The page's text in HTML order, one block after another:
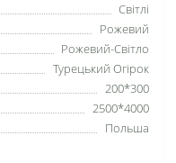
Світлі
Рожевий
Рожевий-Світло
Турецький Огірок
200*300
2500*4000
Польша